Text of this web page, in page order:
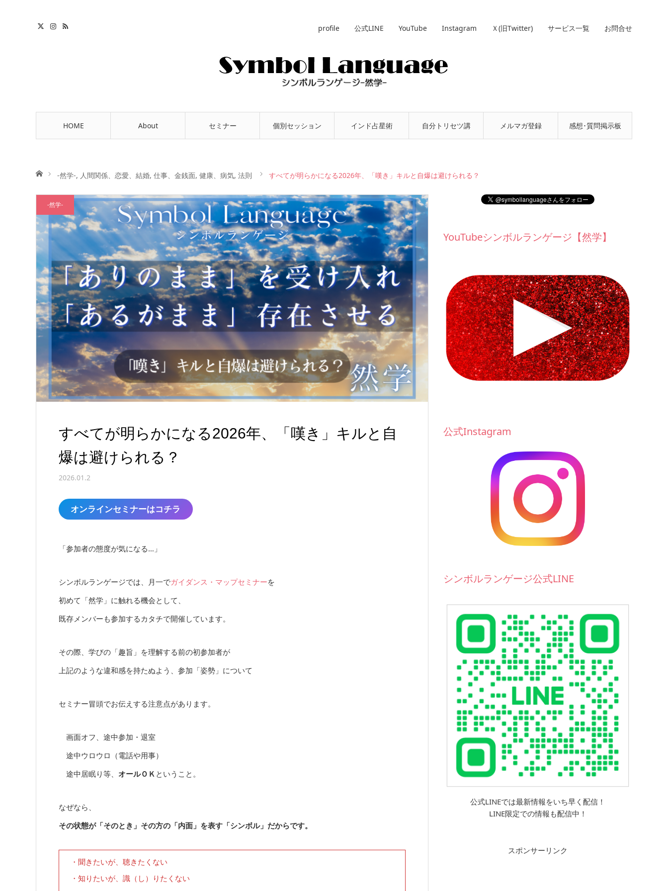
HOME About セミナー 個別セッション インド占星術 自分トリセツ講 メルマガ登録 感想･質問掲示板
profile 公式LINE YouTube Instagram Ｘ(旧Twitter) サービス一覧 お問合せ
ホーム-然学-, 人間関係、恋愛、結婚, 仕事、金銭面, 健康、病気, 法則 すべてが明らかになる2026年、「嘆き」キルと自爆は避けられる？
-然学-
すべてが明らかになる2026年、「嘆き」キルと自
爆は避けられる？
2026.01.2
オンラインセミナーはコチラ
「参加者の態度が気になる…」
シンボルランゲージでは、月一でガイダンス・マップセミナーを
初めて「然学」に触れる機会として、
既存メンバーも参加するカタチで開催しています。
その際、学びの「趣旨」を理解する前の初参加者が
上記のような違和感を持たぬよう、参加「姿勢」について
セミナー冒頭でお伝えする注意点があります。
画面オフ、途中参加・退室
途中ウロウロ（電話や用事）
途中居眠り等、 オールＯＫ ということ。
なぜなら、
その状態が「そのとき」その方の「内面」を表す「シンボル」だからです。
・聞きたいが、聴きたくない
・知りたいが、識（し）りたくない
YouTubeシンボルランゲージ【然学】
公式Instagram
シンボルランゲージ公式LINE
公式LINEでは最新情報をいち早く配信！
LINE限定での情報も配信中！
スポンサーリンク